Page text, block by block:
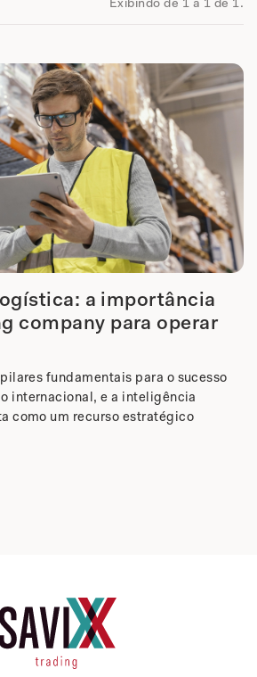
Exibindo de 1 a 1 de 1.
a importância
company para operar
fundamentais para o sucesso
internacional, e a inteligência
como um recurso estratégico